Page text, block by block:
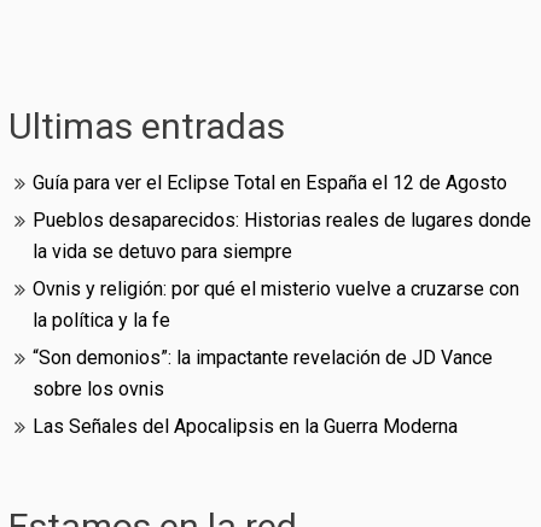
Ultimas entradas
Guía para ver el Eclipse Total en España el 12 de Agosto
Pueblos desaparecidos: Historias reales de lugares donde
la vida se detuvo para siempre
Ovnis y religión: por qué el misterio vuelve a cruzarse con
la política y la fe
“Son demonios”: la impactante revelación de JD Vance
sobre los ovnis
Las Señales del Apocalipsis en la Guerra Moderna